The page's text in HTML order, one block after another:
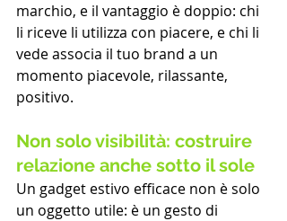
marchio, e il vantaggio è doppio: chi
li riceve li utilizza con piacere, e chi li
vede associa il tuo brand a un
momento piacevole, rilassante,
positivo.
Non solo visibilità: costruire
relazione anche sotto il sole
Un gadget estivo efficace non è solo
un oggetto utile: è un gesto di